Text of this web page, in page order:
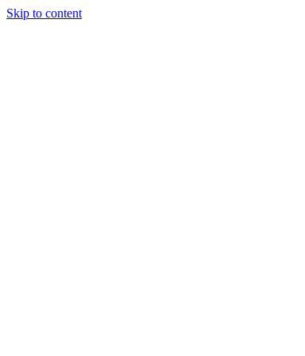
Skip to content